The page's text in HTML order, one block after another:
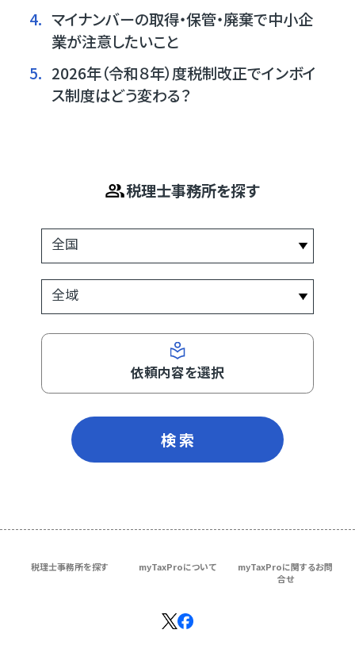
4. マイナンバーの取得・保管・廃棄で中小企
業が注意したいこと
5. 2026年（令和８年）度税制改正でインボイ
ス制度はどう変わる？
税理士事務所を探す
依頼内容を選択
検 索
税理士事務所を探す myTaxProについて
myTaxProに関するお問
合せ